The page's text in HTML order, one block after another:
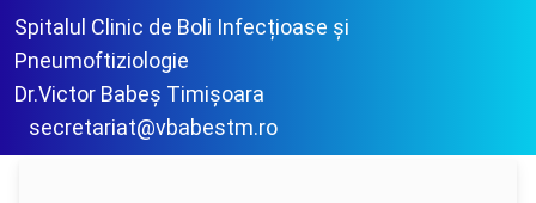
Spitalul Clinic de Boli Infecțioase și
Pneumoftiziologie
Dr.Victor Babeș Timișoara
secretariat@vbabestm.ro